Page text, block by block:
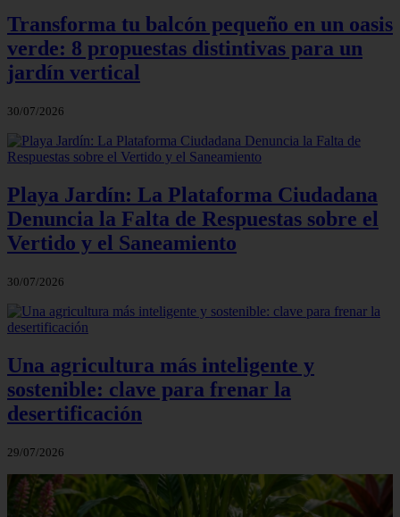
Transforma tu balcón pequeño en un oasis
verde: 8 propuestas distintivas para un
jardín vertical
30/07/2026
Playa Jardín: La Plataforma Ciudadana
Denuncia la Falta de Respuestas sobre el
Vertido y el Saneamiento
30/07/2026
Una agricultura más inteligente y
sostenible: clave para frenar la
desertificación
29/07/2026